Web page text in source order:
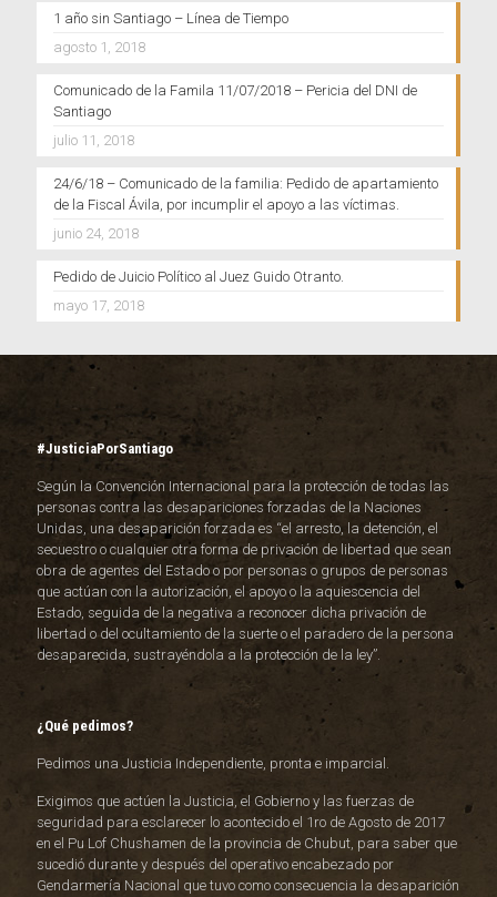
1 año sin Santiago – Línea de Tiempo
agosto 1, 2018
Comunicado de la Famila 11/07/2018 – Pericia del DNI de
Santiago
julio 11, 2018
24/6/18 – Comunicado de la familia: Pedido de apartamiento
de la Fiscal Ávila, por incumplir el apoyo a las víctimas.
junio 24, 2018
Pedido de Juicio Político al Juez Guido Otranto.
mayo 17, 2018
#JusticiaPorSantiago
Según la Convención Internacional para la protección de todas las
personas contra las desapariciones forzadas de la Naciones
Unidas, una desaparición forzada es “el arresto, la detención, el
secuestro o cualquier otra forma de privación de libertad que sean
obra de agentes del Estado o por personas o grupos de personas
que actúan con la autorización, el apoyo o la aquiescencia del
Estado, seguida de la negativa a reconocer dicha privación de
libertad o del ocultamiento de la suerte o el paradero de la persona
desaparecida, sustrayéndola a la protección de la ley”.
¿Qué pedimos?
Pedimos una Justicia Independiente, pronta e imparcial.
Exigimos que actúen la Justicia, el Gobierno y las fuerzas de
seguridad para esclarecer lo acontecido el 1ro de Agosto de 2017
en el Pu Lof Chushamen de la provincia de Chubut, para saber que
sucedió durante y después del operativo encabezado por
Gendarmería Nacional que tuvo como consecuencia la desaparición